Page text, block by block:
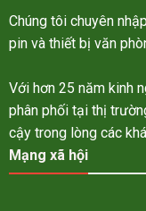
Chúng tôi chuyên
pin và thiết bị văn
Với hơn 25 năm kinh
phân phối tại thị
cậy trong lòng các
Mạng xã hội